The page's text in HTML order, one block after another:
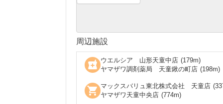
周辺施設
local_pharmacy ウエルシア 山形天童中店 (179m)
ヤマザワ調剤薬局 天童鍬の町店 (198m)
shopping_cart マックスバリュ東北株式会社 天童店 (
ヤマザワ天童中央店 (774m)